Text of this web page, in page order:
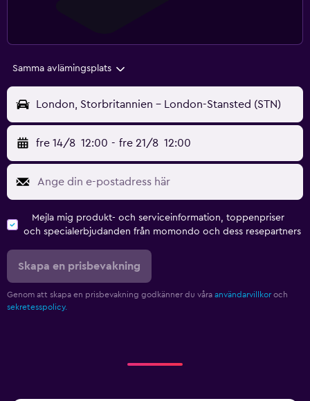
Samma avlämingsplats
London, Storbritannien - London-Stansted (STN)
fre 14/8 12:00 - fre 21/8 12:00
Mejla mig produkt- och serviceinformation, toppenpriser
och specialerbjudanden från momondo och dess resepartners
Skapa en prisbevakning
Genom att skapa en prisbevakning godkänner du våra användarvillkor och
sekretesspolicy.